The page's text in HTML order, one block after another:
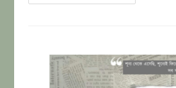
জুলাই